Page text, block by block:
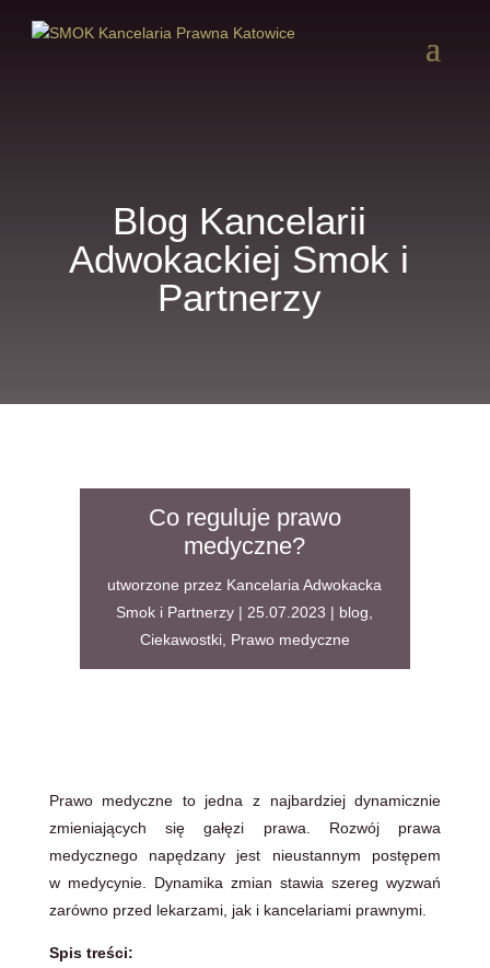
Blog Kancelarii
Adwokackiej Smok i
Partnerzy
Co reguluje prawo
medyczne?
utworzone przez Kancelaria Adwokacka
Smok i Partnerzy |25.07.2023 | blog,
Ciekawostki, Prawo medyczne
Prawo medyczne to jedna z najbardziej dynamicznie
zmieniających się gałęzi prawa. Rozwój prawa
medycznego napędzany jest nieustannym postępem
w medycynie. Dynamika zmian stawia szereg wyzwań
zarówno przed lekarzami, jak i kancelariami prawnymi.
Spis treści: